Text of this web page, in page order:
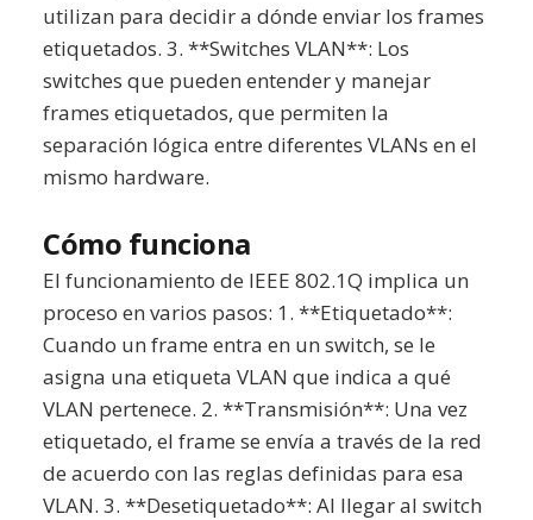
utilizan para decidir a dónde enviar los frames
etiquetados. 3. **Switches VLAN**: Los
switches que pueden entender y manejar
frames etiquetados, que permiten la
separación lógica entre diferentes VLANs en el
mismo hardware.
Cómo funciona
El funcionamiento de IEEE 802.1Q implica un
proceso en varios pasos: 1. **Etiquetado**:
Cuando un frame entra en un switch, se le
asigna una etiqueta VLAN que indica a qué
VLAN pertenece. 2. **Transmisión**: Una vez
etiquetado, el frame se envía a través de la red
de acuerdo con las reglas definidas para esa
VLAN. 3. **Desetiquetado**: Al llegar al switch